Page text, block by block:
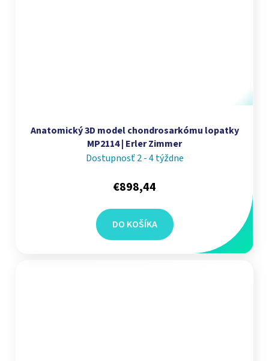
Anatomický 3D model chondrosarkómu lopatky
MP2114 | Erler Zimmer
Dostupnosť 2 - 4 týždne
€898,44
DO KOŠÍKA